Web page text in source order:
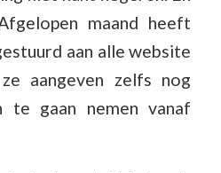
maand heeft
aan alle website
aangeven zelfs nog
te gaan nemen vanaf